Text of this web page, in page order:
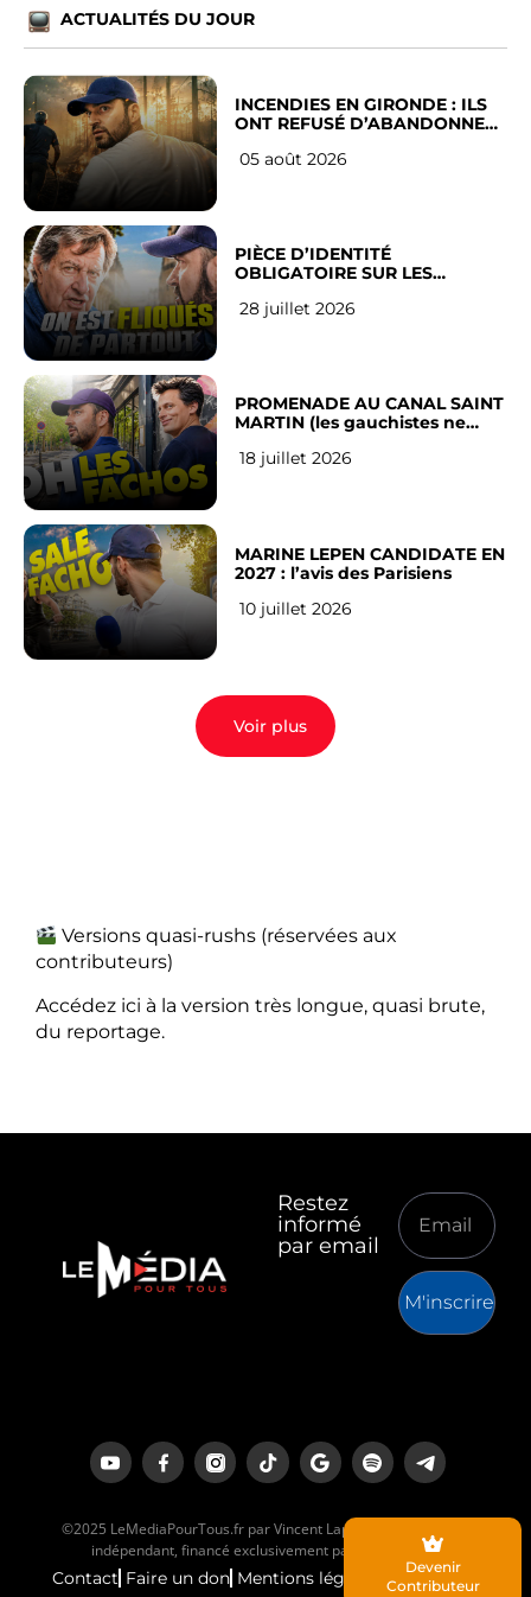
ACTUALITÉS DU JOUR
INCENDIES EN GIRONDE : ILS
ONT REFUSÉ D’ABANDONNER
05 août 2026
PIÈCE D’IDENTITÉ
OBLIGATOIRE SUR LES
Français
28 juillet 2026
PROMENADE AU CANAL SAINT
MARTIN (les gauchistes ne
18 juillet 2026
MARINE LEPEN CANDIDATE EN
2027 : l’avis des Parisiens
10 juillet 2026
Voir plus
Versions quasi-rushs (réservées aux
contributeurs)
Accédez ici à la version très longue, quasi brute,
du reportage.
Restez
informé
par email
M'inscrire
©2025 LeMediaPourTous.fr par Vincent Lapierre est un média
indépendant, financé exclusivement par ses lecteurs.
Contact Faire un don Mentions légales
Devenir
Contributeur